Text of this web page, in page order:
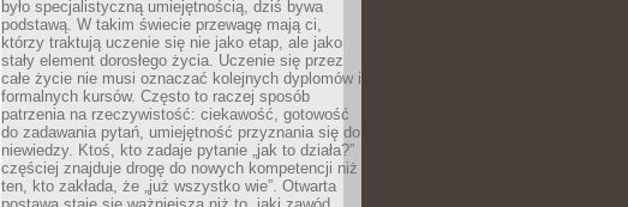
było specjalistyczną umiejętnością, dziś bywa
podstawą. W takim świecie przewagę mają ci,
którzy traktują uczenie się nie jako etap, ale jako
stały element dorosłego życia. Uczenie się przez
całe życie nie musi oznaczać kolejnych dyplomów i
formalnych kursów. Często to raczej sposób
patrzenia na rzeczywistość: ciekawość, gotowość
do zadawania pytań, umiejętność przyznania się do
niewiedzy. Ktoś, kto zadaje pytanie „jak to działa?”
częściej znajduje drogę do nowych kompetencji niż
ten, kto zakłada, że „już wszystko wie”. Otwarta